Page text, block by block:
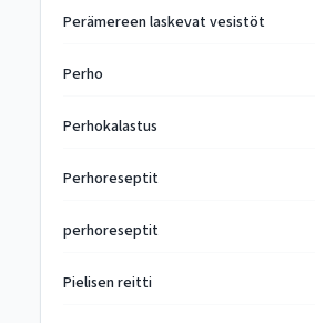
Perämereen laskevat vesistöt
Perho
Perhokalastus
Perhoreseptit
perhoreseptit
Pielisen reitti